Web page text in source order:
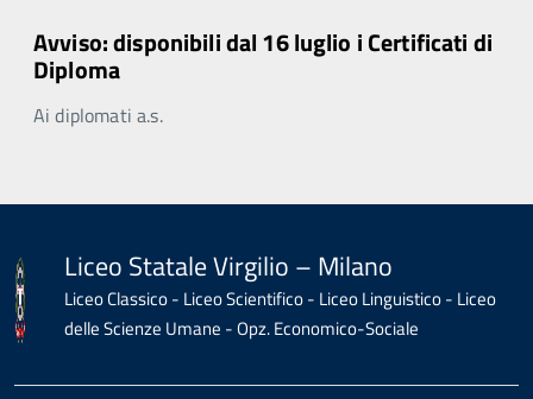
Avviso: disponibili dal 16 luglio i Certificati di
Diploma
Ai diplomati a.s.
Liceo Statale Virgilio – Milano
Liceo Classico - Liceo Scientifico - Liceo Linguistico - Liceo
delle Scienze Umane - Opz. Economico-Sociale